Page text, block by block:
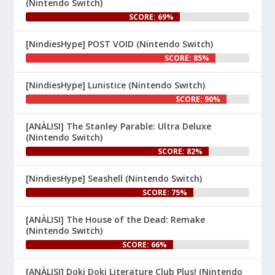
1
Nintenhype.Cat @nintenhype.cat
⋅
1m
El món dels videojocs: ⚡🔥💥💀
Nintendo:
(Nintendo Switch)
SCORE: 69%
[NindiesHype] POST VOID (Nintendo Switch)
SCORE: 85%
[NindiesHype] Lunistice (Nintendo Switch)
SCORE: 90%
[ANÀLISI] The Stanley Parable: Ultra Deluxe
(Nintendo Switch)
SCORE: 82%
[NindiesHype] Seashell (Nintendo Switch)
SCORE: 75%
[ANÀLISI] The House of the Dead: Remake
(Nintendo Switch)
SCORE: 66%
[ANÀLISI] Doki Doki Literature Club Plus! (Nintendo